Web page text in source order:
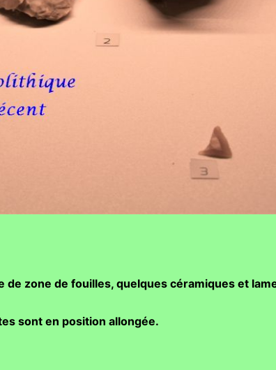
zone de fouilles, quelques céramiques et
sont en position allongée.